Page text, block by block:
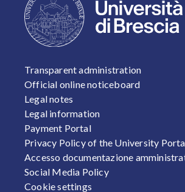
FOOTER 1
Transparent administration
Official online noticeboard
Legal notes
Legal information
Payment Portal
Privacy Policy of the University
Accesso documentazione
Social Media Policy
Cookie settings